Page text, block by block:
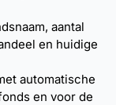
aantal
en huidige
automatische
en voor de